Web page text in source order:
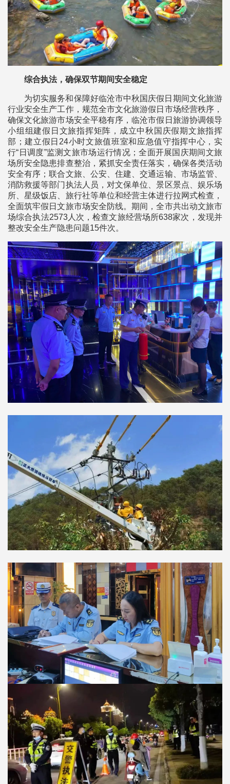
综合执法，确保双节期间安全稳定
为切实服务和保障好临沧市中秋国庆假日期间文化旅游
行业安全生产工作，规范全市文化旅游假日市场经营秩序，
确保文化旅游市场安全平稳有序，临沧市假日旅游协调领导
小组组建假日文旅指挥矩阵，成立中秋国庆假期文旅指挥
部；建立假日24小时文旅值班室和应急值守指挥中心，实
行“日调度”监测文旅市场运行情况；全面开展国庆期间文旅
场所安全隐患排查整治，紧抓安全责任落实，确保各类活动
安全有序；联合文旅、公安、住建、交通运输、市场监管、
消防救援等部门执法人员，对文保单位、景区景点、娱乐场
所、星级饭店、旅行社等单位和经营主体进行拉网式检查，
全面筑牢假日文旅市场安全防线。期间，全市共出动文旅市
场综合执法2573人次，检查文旅经营场所638家次，发现并
整改安全生产隐患问题15件次。